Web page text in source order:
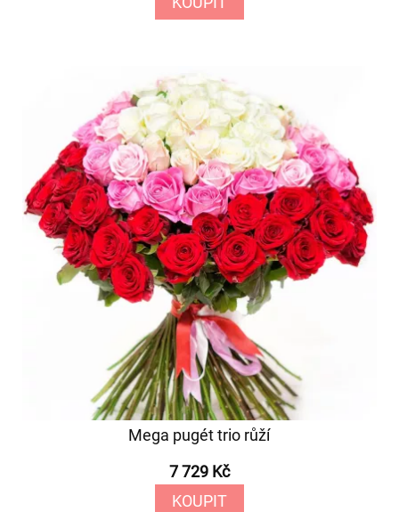
Mega pugét trio růží
7 729 Kč
KOUPIT